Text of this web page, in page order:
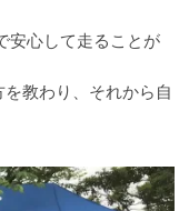
安心して走ることが
教わり、それから自